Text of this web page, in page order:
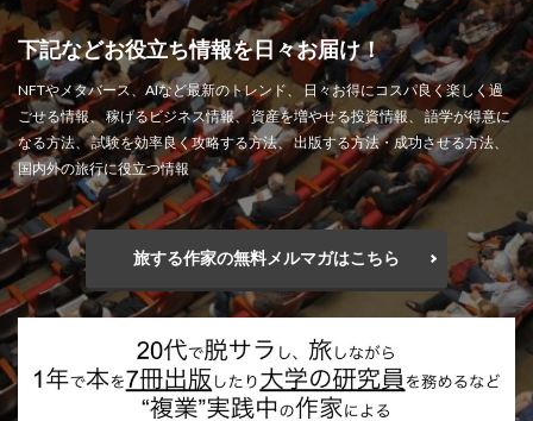
下記などお役立ち情報を日々お届け！
NFTやメタバース、AIなど最新のトレンド、 日々お得にコスパ良く楽しく過
ごせる情報、 稼げるビジネス情報、 資産を増やせる投資情報、 語学が得意に
なる方法、 試験を効率良く攻略する方法、 出版する方法・成功させる方法、
国内外の旅行に役立つ情報
旅する作家の無料メルマガはこちら